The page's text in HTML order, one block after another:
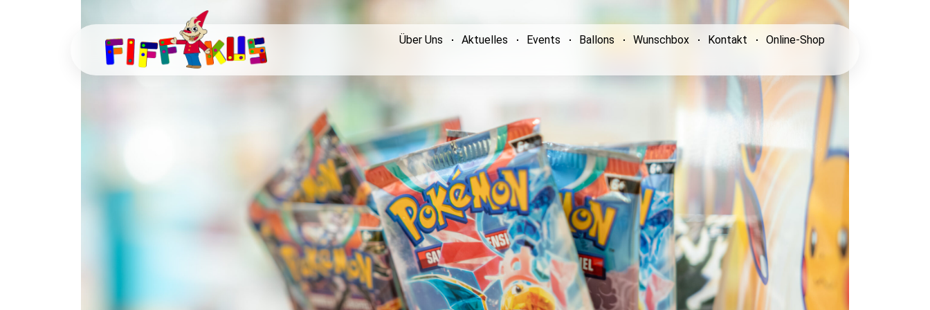
Über Uns Aktuelles Events Ballons Wunschbox Kontakt Online-Shop